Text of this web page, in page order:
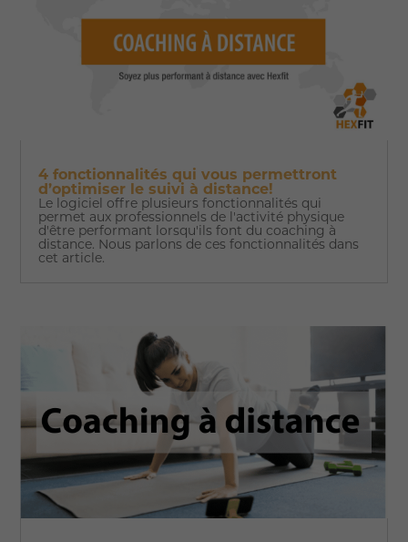
4 fonctionnalités qui vous permettront
d’optimiser le suivi à distance!
Le logiciel offre plusieurs fonctionnalités qui
permet aux professionnels de l'activité physique
d'être performant lorsqu'ils font du coaching à
distance. Nous parlons de ces fonctionnalités dans
cet article.